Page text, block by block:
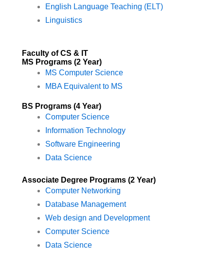
English Language Teaching (ELT)
Linguistics
Faculty of CS & IT
MS Programs (2 Year)
MS Computer Science
MBA Equivalent to MS
BS Programs (4 Year)
Computer Science
Information Technology
Software Engineering
Data Science
Associate Degree Programs (2 Year)
Computer Networking
Database Management
Web design and Development
Computer Science
Data Science